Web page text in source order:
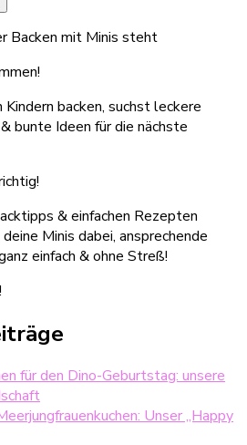
backen, suchst leckere
bunte Ideen für die nächste
& einfachen Rezepten
Minis dabei, ansprechende
einfach & ohne Streß!
für den Dino-Geburtstag: unsere
Unser „Happy